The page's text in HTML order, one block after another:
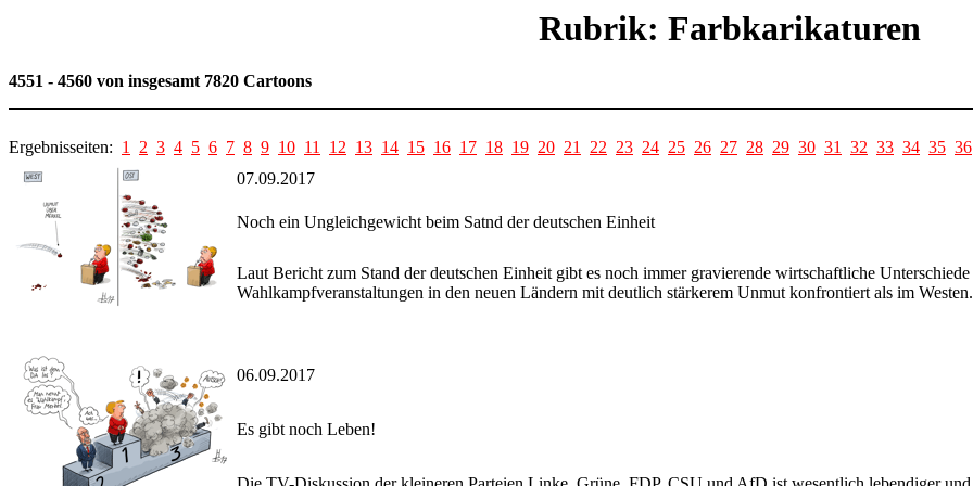
Rubrik: Farbkarikaturen
4551 - 4560 von insgesamt 7820 Cartoons
Ergebnisseiten: 1 2 3 4 5 6 7 8 9 10 11 12 13 14 15 16 17 18 19 20 21 22 23 24 25 26 27 28 29 30 31 32 33 34 35 36
07.09.2017
Noch ein Ungleichgewicht beim Satnd der deutschen Einheit
Laut Bericht zum Stand der deutschen Einheit gibt es noch immer gravierende wirtschaftliche
Wahlkampfveranstaltungen in den neuen Ländern mit deutlich stärkerem Unmut konfrontiert als im Westen.
06.09.2017
Es gibt noch Leben!